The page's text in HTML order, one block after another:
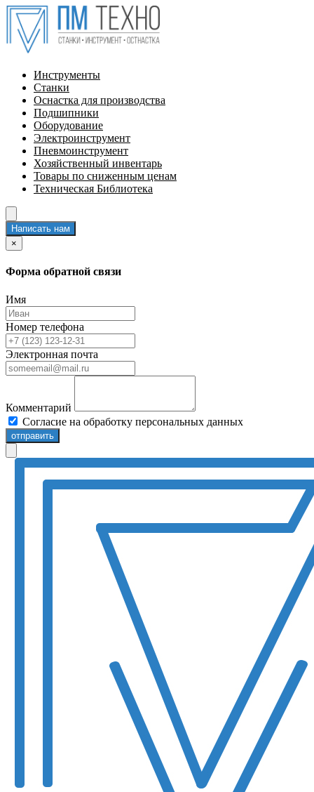
Инструменты
Станки
Оснастка для производства
Подшипники
Оборудование
Электроинструмент
Пневмоинструмент
Хозяйственный инвентарь
Товары по сниженным ценам
Техническая Библиотека
Написать нам
×
Форма обратной связи
Имя
Номер телефона
Электронная почта
Комментарий
Согласие на обработку персональных данных
отправить